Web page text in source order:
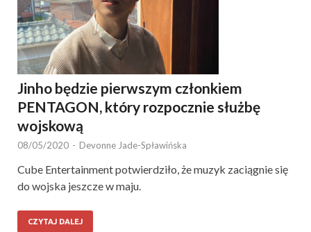
Jinho będzie pierwszym członkiem
PENTAGON, który rozpocznie służbę
wojskową
08/05/2020 - Devonne Jade-Spławińska
Cube Entertainment potwierdziło, że muzyk zaciągnie się
do wojska jeszcze w maju.
CZYTAJ DALEJ